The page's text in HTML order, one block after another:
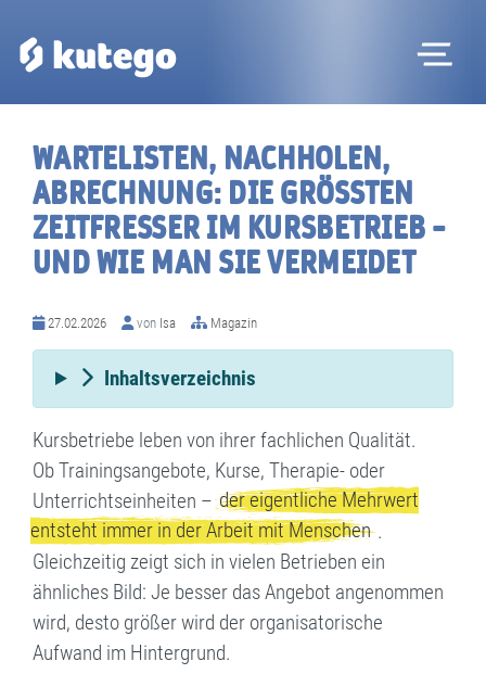
WARTELISTEN, NACHHOLEN,
ABRECHNUNG: DIE GRÖSSTEN Z
EITFRESSER IM KURSBETRIEB – U
ND WIE MAN SIE VERMEIDET
27.02.2026 von Isa Magazin
Inhaltsverzeichnis
Kursbetriebe leben von ihrer fachlichen Qualität.
Ob Trainingsangebote, Kurse, Therapie- oder
Unterrichtseinheiten –der eigentliche Mehrwert
entsteht immer in der Arbeit mit Menschen .
Gleichzeitig zeigt sich in vielen Betrieben ein
ähnliches Bild: Je besser das Angebot angenommen
wird, desto größer wird der organisatorische
Aufwand im Hintergrund.